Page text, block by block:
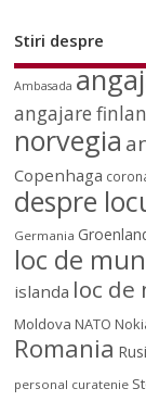
Stiri despre
Ambasada
angajare
norvegia
Copenhaga
despre
Germania
loc de
islanda loc de
Moldova NATO
Romania
personal curatenie